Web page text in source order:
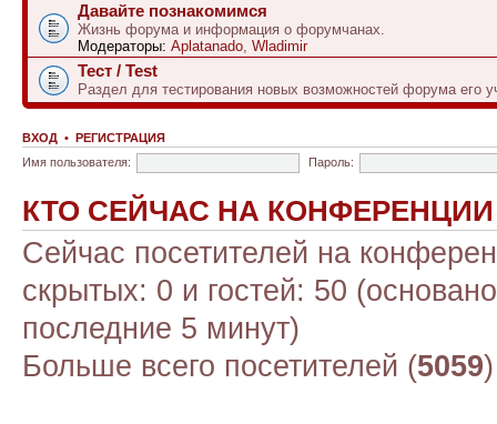
Давайте познакомимся
Жизнь форума и информация о форумчанах.
Модераторы: Aplatanado, Wladimir
Тест / Test
Раздел для тестирования новых возможностей форума его
ВХОД • РЕГИСТРАЦИЯ
Имя пользователя:
Пароль:
КТО СЕЙЧАС НА КОНФЕРЕНЦИИ
Сейчас посетителей на
скрытых: 0 и гостей: 50
последние 5 минут)
Больше всего посетителей (5059